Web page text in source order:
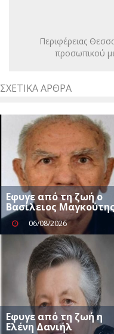
Περιφέρειας
προσωπικού
ΣΧΕΤΙΚΆ ΆΡΘΡΑ
Eφυγε από τη ζωή ο
Βασίλειος Μαγκούτης
06/08/2026
Εφυγε από τη ζωή η
Ελένη Δανιήλ